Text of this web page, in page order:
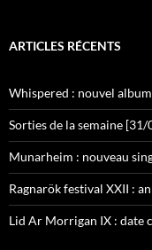
ARTICLES RÉCENTS
Whispered : nouvel
Sorties de la semaine
Munarheim : nouveau
Ragnarök festival XXII :
Lid Ar Morrigan IX : date